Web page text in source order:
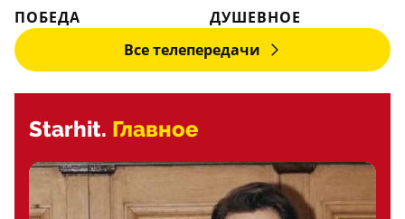
ПОБЕДА
ДУШЕВНОЕ
Все телепередачи
Starhit. Главное